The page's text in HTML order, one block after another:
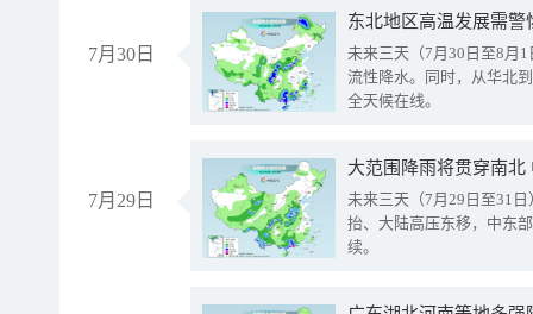
7月30日
东北地区高温发展需
未来三天（7月30日至8月
流性降水。同时，从华北
全天候在线。
7月29日
大范围降雨将贯穿南
未来三天（7月29日至31
抬、大陆高压东移，中东
续。